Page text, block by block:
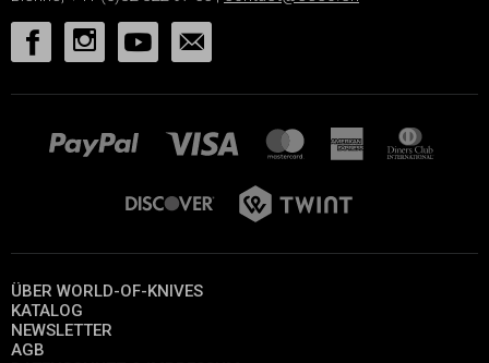
ÜBER WORLD-OF-KNIVES
KATALOG
NEWSLETTER
AGB